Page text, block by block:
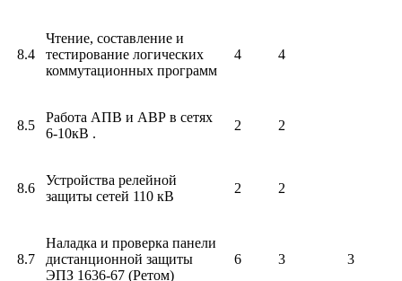
8.4
Чтение, составление и
тестирование логических
коммутационных программ
4 4
8.5
Работа АПВ и АВР в сетях
6-10кВ .
2 2
8.6
Устройства релейной
защиты сетей 110 кВ
2 2
8.7
Наладка и проверка панели
дистанционной защиты
ЭПЗ 1636-67 (Ретом)
6 3 3